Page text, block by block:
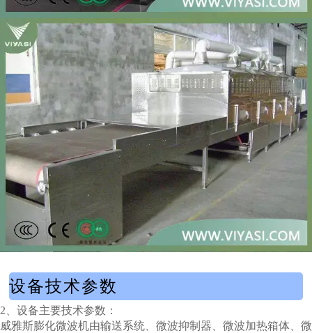
设备技术参数
2、设备主要技术参数：
威雅斯膨化微波机由输送系统、微波抑制器、微波加热箱体、微